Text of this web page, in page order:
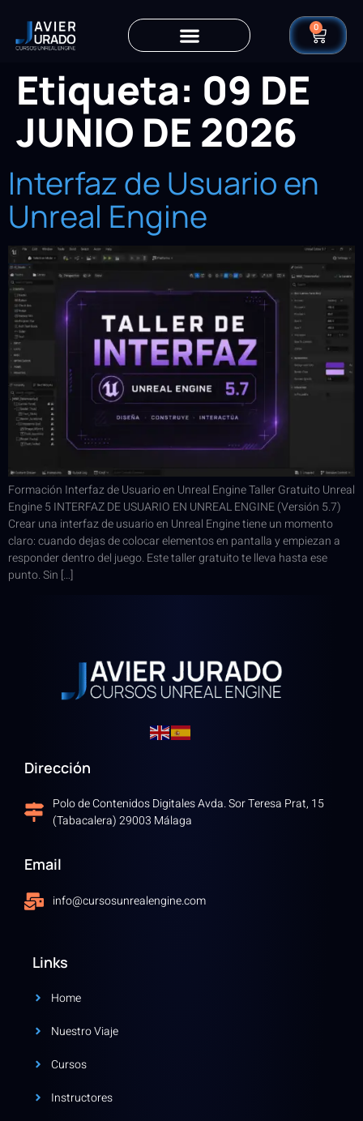
0
Etiqueta: 09 DE
JUNIO DE 2026
Interfaz de Usuario en
Unreal Engine
Formación Interfaz de Usuario en Unreal Engine Taller Gratuito Unreal
Engine 5 INTERFAZ DE USUARIO EN UNREAL ENGINE (Versión 5.7)
Crear una interfaz de usuario en Unreal Engine tiene un momento
claro: cuando dejas de colocar elementos en pantalla y empiezan a
responder dentro del juego. Este taller gratuito te lleva hasta ese
punto. Sin […]
Dirección
Polo de Contenidos Digitales Avda. Sor Teresa Prat, 15
(Tabacalera) 29003 Málaga
Email
info@cursosunrealengine.com
Links
Home
Nuestro Viaje
Cursos
Instructores